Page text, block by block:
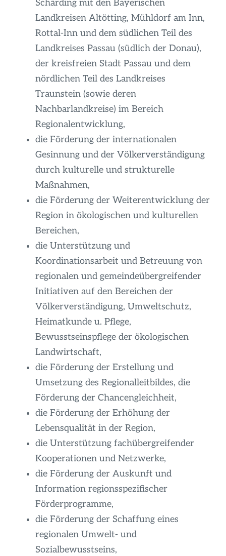
Schärding mit den Bayerischen
Landkreisen Altötting, Mühldorf am Inn,
Rottal-Inn und dem südlichen Teil des
Landkreises Passau (südlich der Donau),
der kreisfreien Stadt Passau und dem
nördlichen Teil des Landkreises
Traunstein (sowie deren
Nachbarlandkreise) im Bereich
Regionalentwicklung,
die Förderung der internationalen
Gesinnung und der Völkerverständigung
durch kulturelle und strukturelle
Maßnahmen,
die Förderung der Weiterentwicklung der
Region in ökologischen und kulturellen
Bereichen,
die Unterstützung und
Koordinationsarbeit und Betreuung von
regionalen und gemeindeübergreifender
Initiativen auf den Bereichen der
Völkerverständigung, Umweltschutz,
Heimatkunde u. Pflege,
Bewusstseinspflege der ökologischen
Landwirtschaft,
die Förderung der Erstellung und
Umsetzung des Regionalleitbildes, die
Förderung der Chancengleichheit,
die Förderung der Erhöhung der
Lebensqualität in der Region,
die Unterstützung fachübergreifender
Kooperationen und Netzwerke,
die Förderung der Auskunft und
Information regionsspezifischer
Förderprogramme,
die Förderung der Schaffung eines
regionalen Umwelt- und
Sozialbewusstseins,